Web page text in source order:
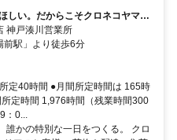
しい。だからこそクロネコヤマト
神戸湊川営業所
前駅」より徒歩6分
定40時間 ●月間所定時間は 165時
定時間 1,976時間（残業時間300
：0...
誰かの特別な一日をつくる。 クロ